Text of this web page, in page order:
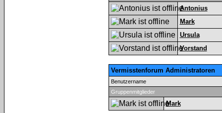
Antonius
Mark
Ursula
Vorstand
Vermisstenforum Administratoren
Benutzername
Gruppenmitglieder
Mark